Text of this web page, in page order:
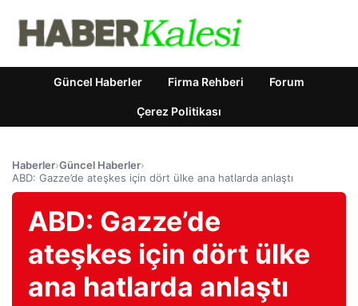
Güncel Haberler Firma Rehberi Forum
Çerez Politikası
Haberler›Güncel Haberler›
ABD: Gazze’de ateşkes için dört ülke ana hatlarda anlaştı
ABD: Gazze’de
ateşkes için dört ülke
ana hatlarda anlaştı